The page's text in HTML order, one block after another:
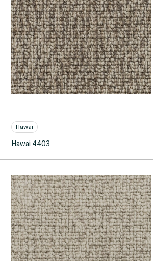
Hawai
Hawai 4403